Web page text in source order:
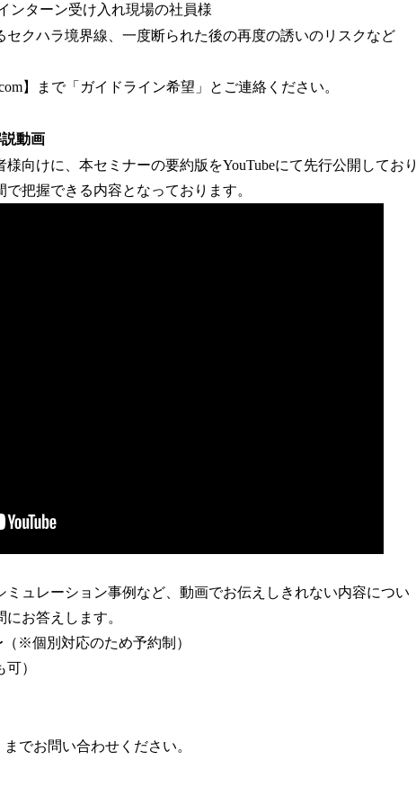
ンターン受け入れ現場の社員様
セクハラ境界線、一度断られた後の再度の誘いのリスクなど
】まで「ガイドライン希望」とご連絡ください。
動画
向けに、本セミナーの要約版をYouTubeにて先行公開しており
把握できる内容となっております。
ュレーション事例など、動画でお伝えしきれない内容につい
お答えします。
（※個別対応のため予約制）
）
でお問い合わせください。